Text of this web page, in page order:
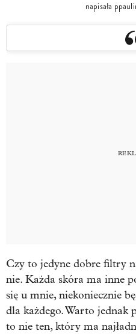
napisała
Czy to jedyne dobre filtry
nie. Każda skóra ma inne
się u mnie, niekoniecznie
dla każdego. Warto jednak
to nie ten, który ma